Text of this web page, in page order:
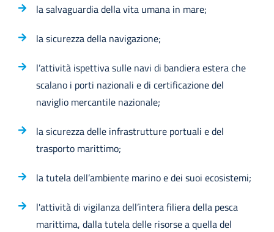
la salvaguardia della vita umana in mare;
la sicurezza della navigazione;
l’attività ispettiva sulle navi di bandiera estera che
scalano i porti nazionali e di certificazione del
naviglio mercantile nazionale;
la sicurezza delle infrastrutture portuali e del
trasporto marittimo;
la tutela dell’ambiente marino e dei suoi ecosistemi;
l'attività di vigilanza dell’intera filiera della pesca
marittima, dalla tutela delle risorse a quella del